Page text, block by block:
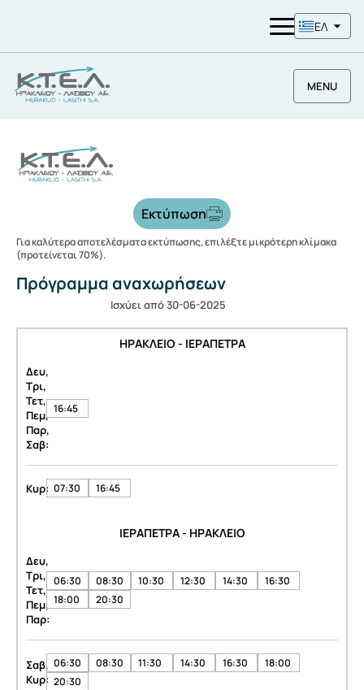
ΕΛ
MENU
Εκτύπωση
Για καλύτερα αποτελέσματα εκτύπωσης, επιλέξτε μικρότερη κλίμακα
(προτείνεται 70%).
Πρόγραμμα αναχωρήσεων
Ισχύει από 30-06-2025
ΗΡΑΚΛΕΙΟ - ΙΕΡΑΠΕΤΡΑ
Δευ,
Τρι,
Τετ,
Πεμ,
Παρ,
Σαβ:
16:45
Κυρ: 07:30 16:45
ΙΕΡΑΠΕΤΡΑ - ΗΡΑΚΛΕΙΟ
Δευ,
Τρι,
Τετ,
Πεμ,
Παρ:
06:30 08:30 10:30 12:30 14:30
16:30
18:00
20:30
Σαβ,
Κυρ:
06:30 08:30 11:30 14:30 16:30
18:00
20:30